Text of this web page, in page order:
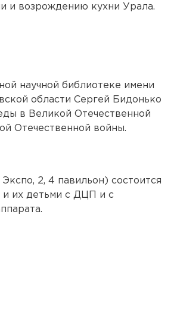
и возрождению кухни Урала.
научной библиотеке имени
области Сергей Бидонько
в Великой Отечественной
Отечественной войны.
2, 4 павильон) состоится
их детьми с ДЦП и с